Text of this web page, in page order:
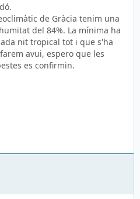
de Gràcia tenim una
del 84%. La mínima ha
nit tropical tot i que s'ha
avui, espero que les
es confirmin.